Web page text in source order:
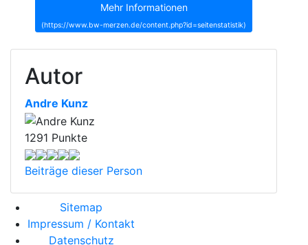
Mehr Informationen
(https://www.bw-merzen.de/content.php?id=seitenstatistik)
Autor
Andre Kunz
1291 Punkte
Beiträge dieser Person
Sitemap
Impressum / Kontakt
Datenschutz